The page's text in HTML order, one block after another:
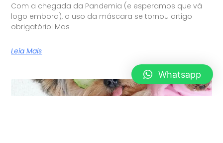
Com a chegada da Pandemia (e esperamos que vá
logo embora), o uso da máscara se tornou artigo
obrigatório! Mas
Leia Mais
Whatsapp